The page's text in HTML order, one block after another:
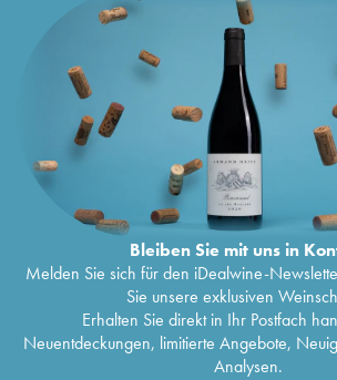
Château Cantegril
Château Cantegril
Château Cantegril
1986
Château Cantegril1985
Château Cantegril
1984
Château Cantegril
1983
Château Cantegril1982
Château Cantegril
1981
Château Cantegril
1980
Château Cantegril1979
Château Cantegril1978
Château Cantegril 1929
Bleiben Sie mit uns in
Melden Sie sich für den iDealwine-
Sie unsere exklusiven
Erhalten Sie direkt in Ihr Postfach
Neuentdeckungen, limitierte Angebote,
Analysen.